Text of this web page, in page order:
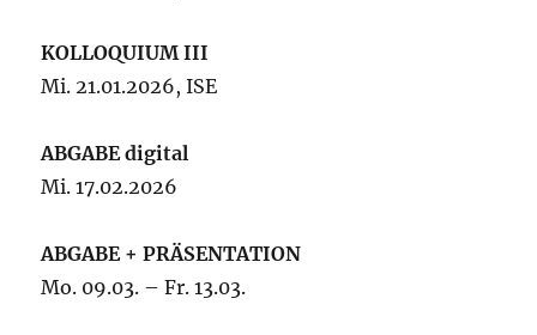
KOLLOQUIUM III
Mi. 21.01.2026, ISE
ABGABE digital
Mi. 17.02.2026
ABGABE + PRÄSENTATION
Mo. 09.03. – Fr. 13.03.